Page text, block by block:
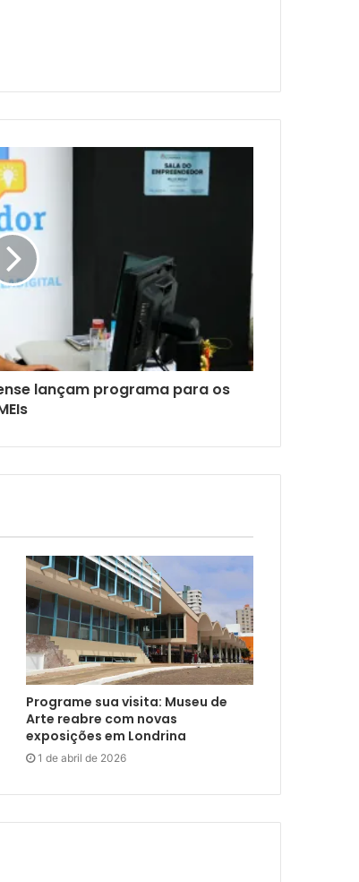
lançam programa para os
Programe sua visita: Museu de
Arte reabre com novas
exposições em Londrina
1 de abril de 2026